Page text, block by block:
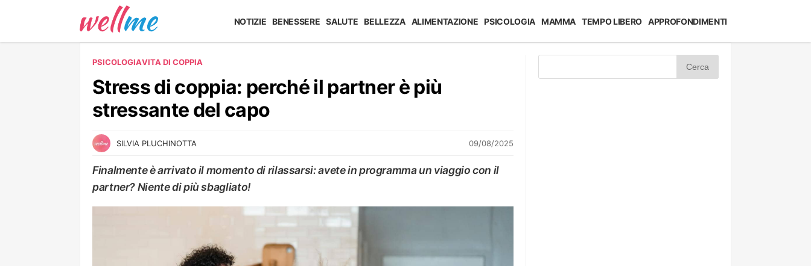
NOTIZIE BENESSERE SALUTE BELLEZZA ALIMENTAZIONE PSICOLOGIA MAMMA TEMPO LIBERO APPROFONDIMENTI
PSICOLOGIAVITA DI COPPIA
Stress di coppia: perché il partner è più
stressante del capo
SILVIA PLUCHINOTTA 09/08/2025
Finalmente è arrivato il momento di rilassarsi: avete in programma un viaggio con il
partner? Niente di più sbagliato!